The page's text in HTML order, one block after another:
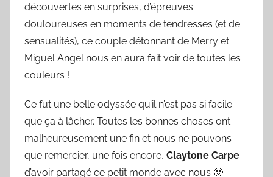
découvertes en surprises, d’épreuves
douloureuses en moments de tendresses (et de
sensualités), ce couple détonnant de Merry et
Miguel Angel nous en aura fait voir de toutes les
couleurs !
Ce fut une belle odyssée qu’il n’est pas si facile
que ça à lâcher. Toutes les bonnes choses ont
malheureusement une fin et nous ne pouvons
que remercier, une fois encore, Claytone Carpe
d’avoir partagé ce petit monde avec nous 🙂